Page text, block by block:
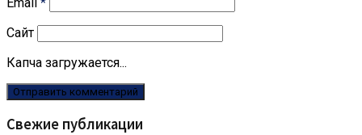
Сайт
Капча загружается...
Свежие публикации